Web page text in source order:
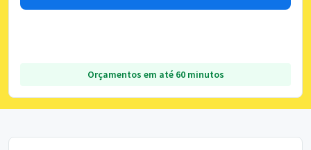
Orçamentos em até 60 minutos